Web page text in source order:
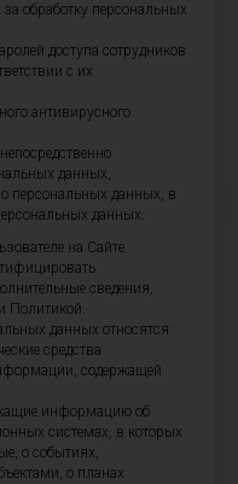
обработку персональных
доступа сотрудников
с их
антивирусного
данных,
персональных данных, в
данных.
на Сайте
сведения,
Политикой.
данных относятся:
средства
содержащей
информацию об
системах, в которых
о событиях,
о планах